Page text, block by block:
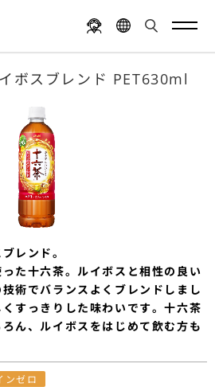
ボスブレンド PET630ml
レンド。
た十六茶。ルイボスと相性の良い
術でバランスよくブレンドしまし
すっきりした味わいです。十六茶
ん、ルイボスをはじめて飲む方も
ンゼロ